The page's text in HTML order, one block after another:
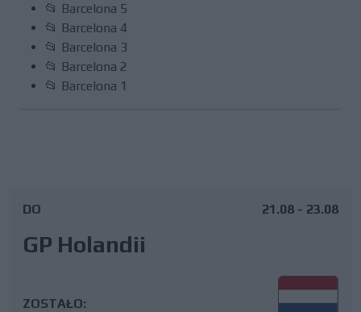
📂 Barcelona 5
📂 Barcelona 4
📂 Barcelona 3
📂 Barcelona 2
📂 Barcelona 1
DO
GP Holandii
21.08 - 23.08
ZOSTAŁO: